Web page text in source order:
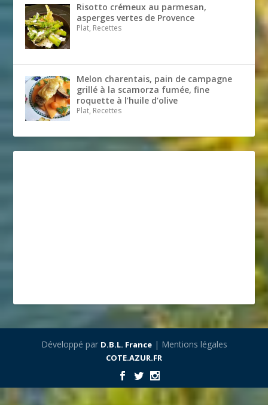
Risotto crémeux au parmesan,
asperges vertes de Provence
Plat, Recettes
Melon charentais, pain de campagne
grillé à la scamorza fumée, fine
roquette à l’huile d’olive
Plat, Recettes
Développé par D.B.L. France| Mentions légales
COTE.AZUR.FR